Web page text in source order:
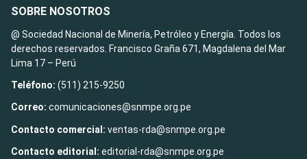
SOBRE NOSOTROS
@ Sociedad Nacional de Minería, Petróleo y Energía. Todos los
derechos reservados. Francisco Graña 671, Magdalena del Mar
Lima 17 – Perú
Teléfono: (511) 215-9250
Correo: comunicaciones@snmpe.org.pe
Contacto comercial: ventas-rda@snmpe.org.pe
Contacto editorial: editorial-rda@snmpe.org.pe